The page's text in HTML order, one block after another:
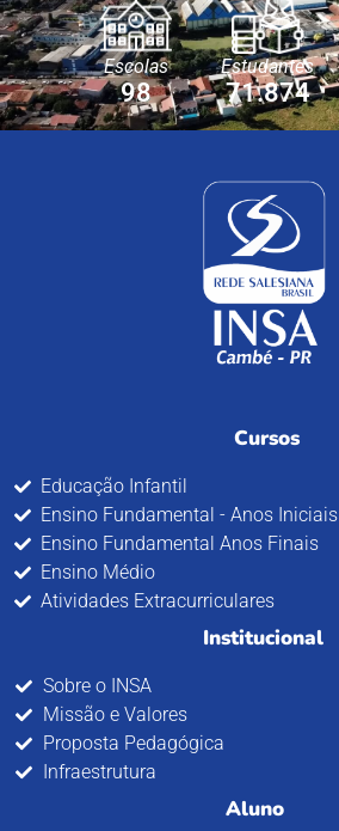
Escolas
98
Estudantes
71.874
Cursos
Educação Infantil
Ensino Fundamental - Anos Iniciais
Ensino Fundamental Anos Finais
Ensino Médio
Atividades Extracurriculares
Institucional
Sobre o INSA
Missão e Valores
Proposta Pedagógica
Infraestrutura
Aluno